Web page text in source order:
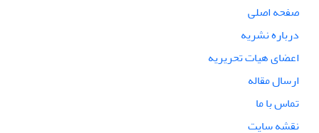
صفحه اصلی
درباره نشریه
اعضای هیات تحریریه
ارسال مقاله
تماس با ما
نقشه سایت